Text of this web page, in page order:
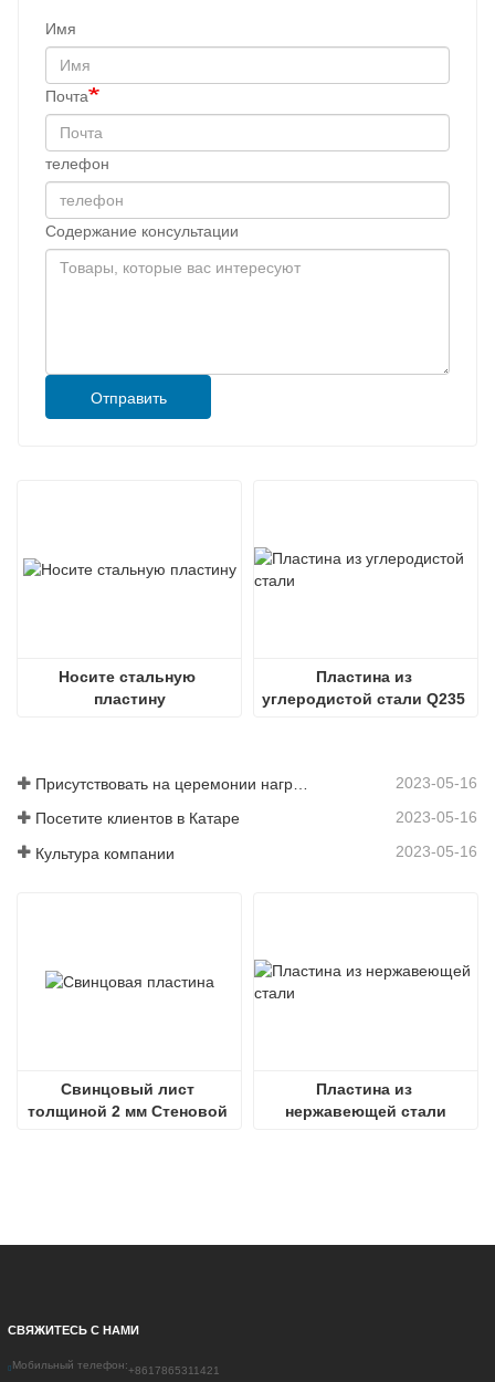
Имя
Почта
телефон
Содержание консультации
Отправить
Носите стальную
пластину
Пластина из
углеродистой стали Q235
2023-05-16
Посетите клиентов в Катаре 2023-05-16
Культура компании 2023-05-16
Свинцовый лист
толщиной 2 мм Стеновой
Пластина из
нержавеющей стали
СВЯЖИТЕСЬ С НАМИ
Мобильный телефон:+8617865311421